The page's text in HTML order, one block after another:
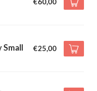
€25,00